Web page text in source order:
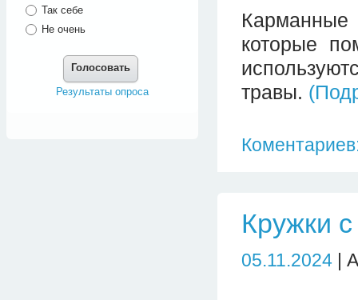
Карманные
которые
травы.
Кружки
05.11.2024 |
Так себе
Не очень
Голосовать
Результаты опроса